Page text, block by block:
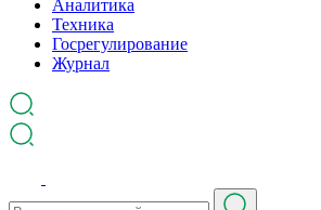
Аналитика
Техника
Госрегулирование
Журнал